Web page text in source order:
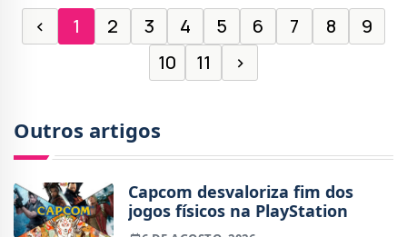
‹ 1 2 3 4 5 6 7 8
9
10
11 ›
Outros artigos
Capcom desvaloriza fim dos
jogos físicos na PlayStation